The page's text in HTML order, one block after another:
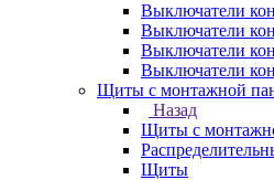
Выключатели
Выключатели
Выключатели
Выключатели
Щиты с монтажной
Назад
Щиты с
Щиты